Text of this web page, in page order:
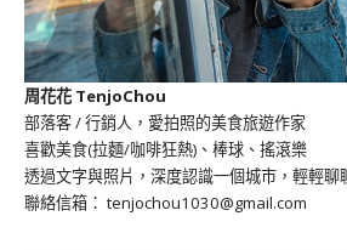
周花花 TenjoChou
部落客 / 行銷人，愛拍照的美食旅遊作家
喜歡美食(拉麵/咖啡狂熱)、棒球、搖滾樂
透過文字與照片，深度認識一個城市，輕輕聊
聯絡信箱： tenjochou1030@gmail.com